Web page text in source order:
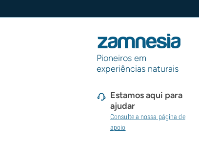
Pioneiros em
experiências naturais
Estamos aqui para
ajudar
Consulte a nossa página de
apoio